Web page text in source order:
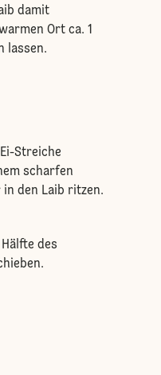
damit
Ort ca. 1
lassen.
Streiche
scharfen
in den Laib ritzen.
des